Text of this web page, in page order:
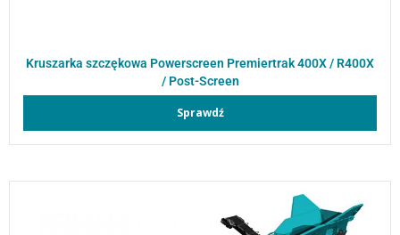
Kruszarka szczękowa Powerscreen Premiertrak 400X / R400X
/ Post-Screen
Sprawdź